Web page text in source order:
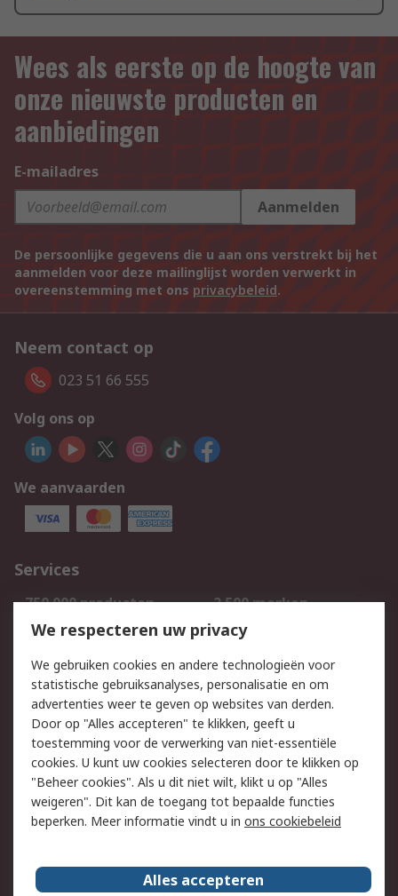
Wees als eerste op de hoogte van
onze nieuwste producten en
aanbiedingen
E-mailadres
Aanmelden
De persoonlijke gegevens die u aan ons verstrekt bij het
aanmelden voor deze mailinglijst worden verwerkt in
overeenstemming met ons privacybeleid.
Neem contact op
023 51 66 555
Volg ons op
We aanvaarden
Services
750.000 producten
2.500 merken
Bestellen
Inkoopoplossingen
Track & Trace
Wettelijk
Cookiebeleid
Email veiligheid
Privacybeleid
Websitevoorwaarden
Algemene
verkoopvoorwaarden
Over RS
We respecteren uw privacy
We gebruiken cookies en andere technologieën voor
statistische gebruiksanalyses, personalisatie en om
advertenties weer te geven op websites van derden.
Door op "Alles accepteren" te klikken, geeft u
toestemming voor de verwerking van niet-essentiële
cookies. U kunt uw cookies selecteren door te klikken op
"Beheer cookies". Als u dit niet wilt, klikt u op "Alles
weigeren". Dit kan de toegang tot bepaalde functies
beperken. Meer informatie vindt u in ons cookiebeleid
Alles accepteren